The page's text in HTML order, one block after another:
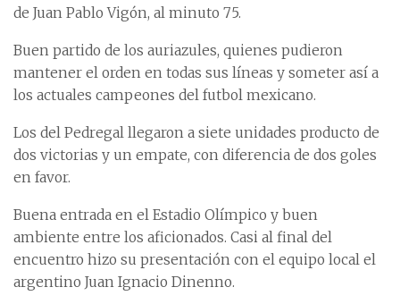
de Juan Pablo Vigón, al minuto 75.
Buen partido de los auriazules, quienes pudieron
mantener el orden en todas sus líneas y someter así a
los actuales campeones del futbol mexicano.
Los del Pedregal llegaron a siete unidades producto de
dos victorias y un empate, con diferencia de dos goles
en favor.
Buena entrada en el Estadio Olímpico y buen
ambiente entre los aficionados. Casi al final del
encuentro hizo su presentación con el equipo local el
argentino Juan Ignacio Dinenno.